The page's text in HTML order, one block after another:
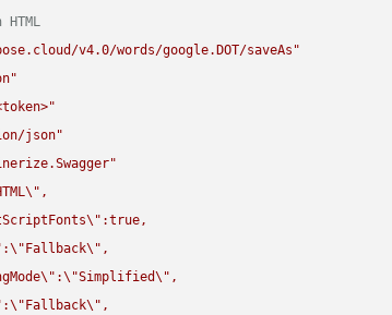
v4.0/words/google.DOT/saveAs"
json"
\" ,
\" :true,
:\" Fallback\" ,
\" :\"Simplified\" ,
:\" Fallback\" ,